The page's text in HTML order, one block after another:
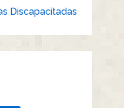
Discapacitadas